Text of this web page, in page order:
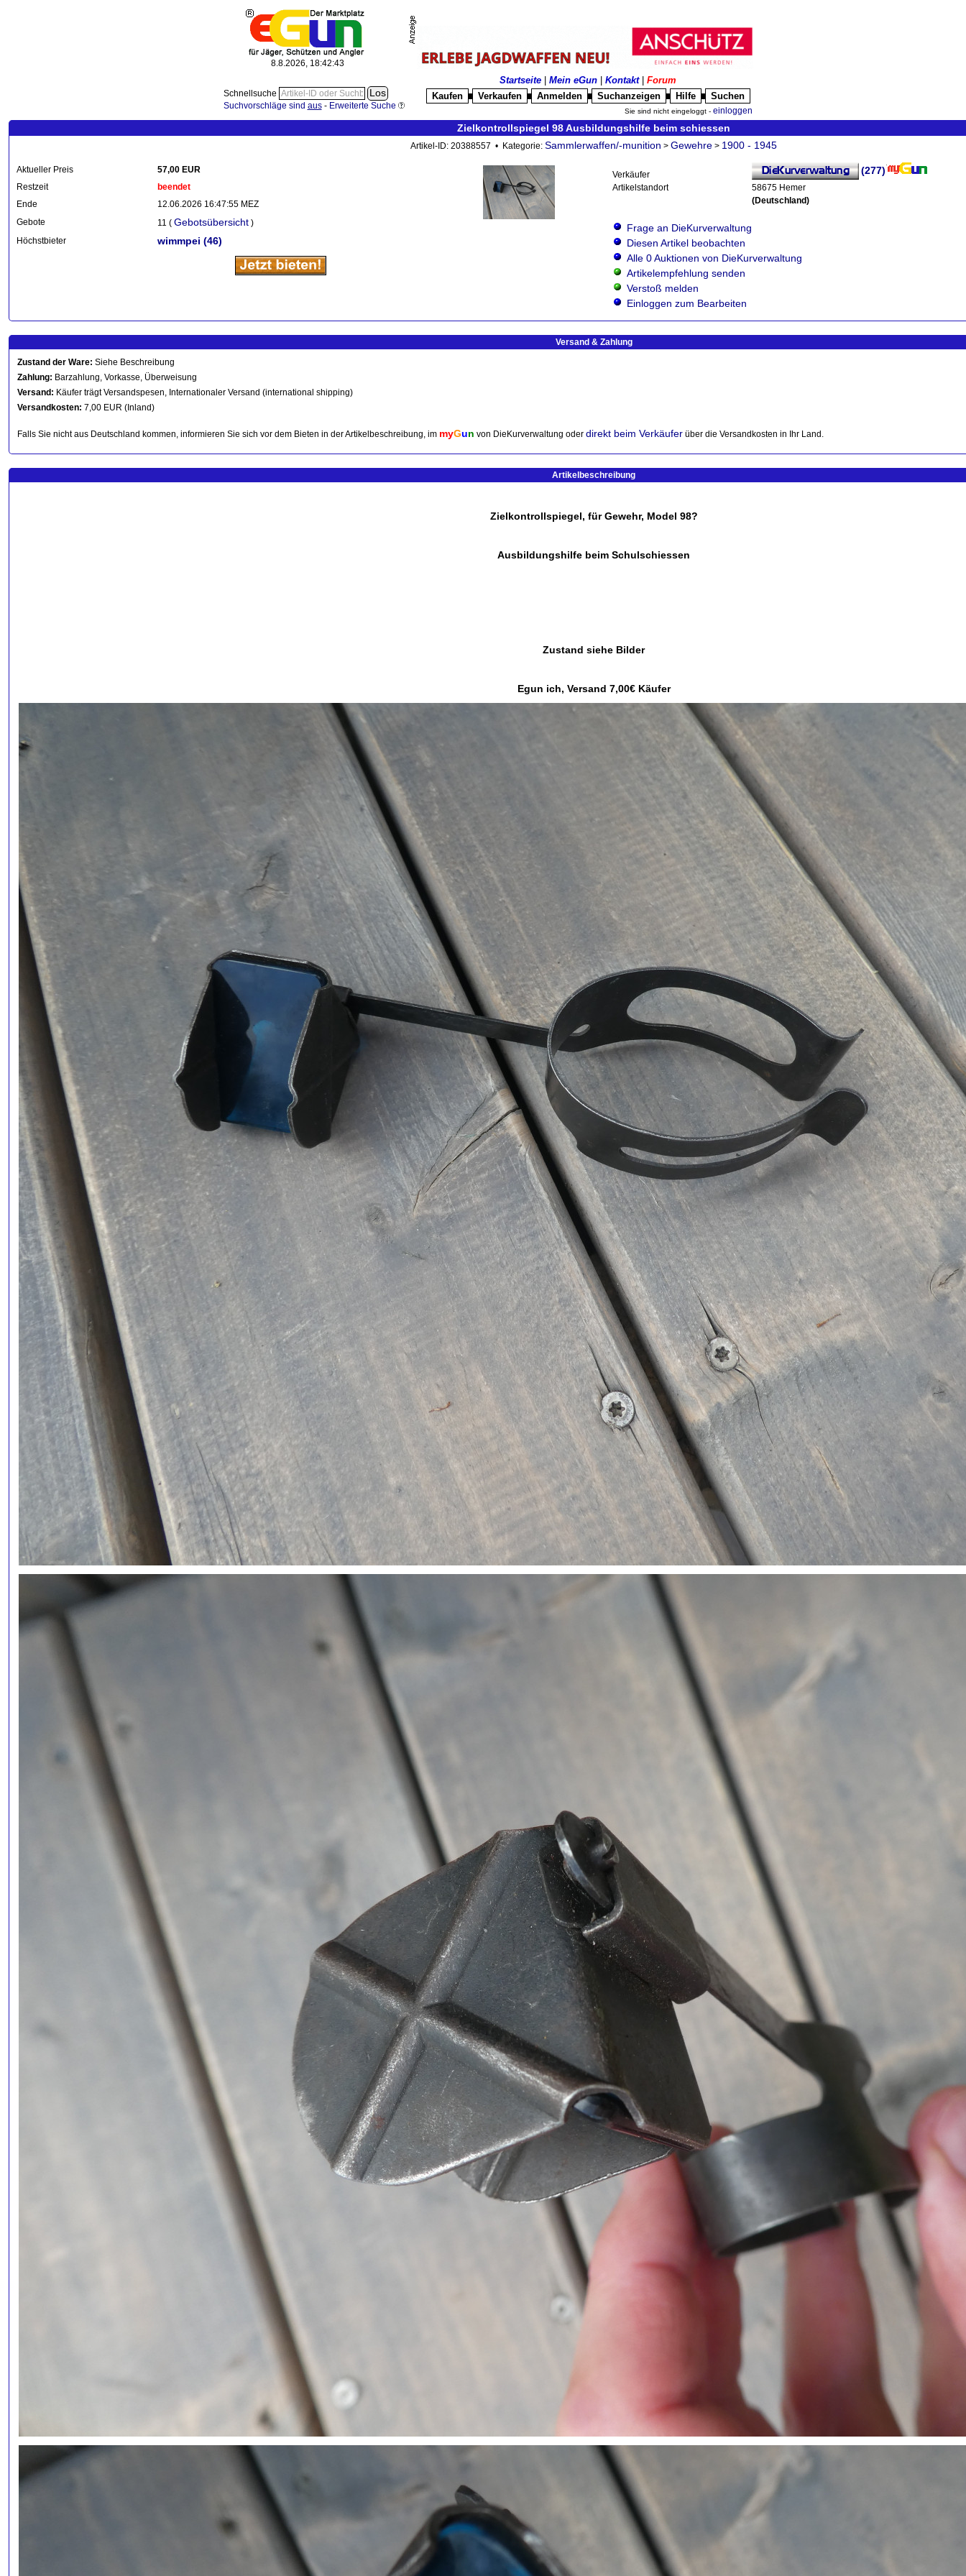
8.8.2026, 18:42:45
Schnellsuche
Suchvorschläge sind aus- Erweiterte Suche
Startseite Mein eGun Kontakt| Forum
Kaufen
Verkaufen Anmelden Suchanzeigen Hilfe Suchen
Sie sind nicht eingeloggt - einloggen
Zielkontrollspiegel 98 Ausbildungshilfe beim schiessen
Artikel-ID: 20388557 • Kategorie: Sammlerwaffen/-munition > Gewehre > 1900 - 1945
Aktueller Preis
57,00 EUR
Restzeit
beendet
Ende
12.06.2026 16:47:55 MEZ
Gebote
11 ( Gebotsübersicht )
Höchstbieter
wimmpei (46)
Verkäufer (277)
Artikelstandort
58675 Hemer
(Deutschland)
Frage an DieKurverwaltung
Diesen Artikel beobachten
Alle 0 Auktionen von DieKurverwaltung
Artikelempfehlung senden
Verstoß melden
Einloggen zum Bearbeiten
Versand & Zahlung
Zustand der Ware: Siehe Beschreibung
Zahlung: Barzahlung, Vorkasse, Überweisung
Versand: Käufer trägt Versandspesen, Internationaler Versand (international shipping)
Versandkosten: 7,00 EUR (Inland)
Falls Sie nicht aus Deutschland kommen, informieren Sie sich vor dem Bieten in der Artikelbeschreibung, im myGun von DieKurverwaltung oder direkt beim Verkäufer über die Versandkosten in Ihr Land.
Artikelbeschreibung
Zielkontrollspiegel, für Gewehr, Model 98?
Ausbildungshilfe beim Schulschiessen
Zustand siehe Bilder
Egun ich, Versand 7,00€ Käufer